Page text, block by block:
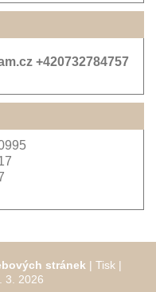
+420732784757
stránek | Tisk |
3. 2026